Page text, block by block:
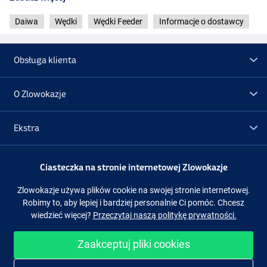
- Do użytku w silniejszych prądach i z dużymi, ciężkimi
koszyczkami!
- Liczba części: 3+3
- Liczba przelotek: 14
- Długość transportowa: 137cm
Wędka Daiwa Tournament
- Liczba przelotek: 14
- Długość transportowa: 148cm
- Waga: 281g
Daiwa Wędki Wędki Feeder Informacje o dostawcy
Obsługa klienta
O Zlowokazje
Ekstra
Promocje
Obserwuj nas Facebook Instagram
Ciasteczka na stronie internetowej Zlowokazje
Zlowokazje używa plików cookie na swojej stronie internetowej.
Robimy to, aby lepiej i bardziej personalnie Ci pomóc. Chcesz
wiedzieć więcej? Przeczytaj naszą politykę prywatności.
Zaakceptuj pliki cookies